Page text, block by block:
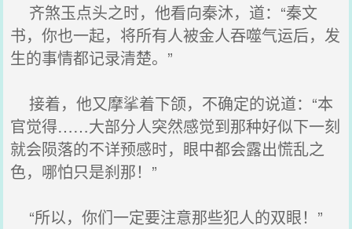
齐煞玉点头之时，他看向秦沐，道：“秦文
书，你也一起，将所有人被金人吞噬气运后，发
生的事情都记录清楚。”
接着，他又摩挲着下颌，不确定的说道：“本
官觉得……大部分人突然感觉到那种好似下一刻
就会陨落的不详预感时，眼中都会露出慌乱之
色，哪怕只是刹那！”
“所以，你们一定要注意那些犯人的双眼！”